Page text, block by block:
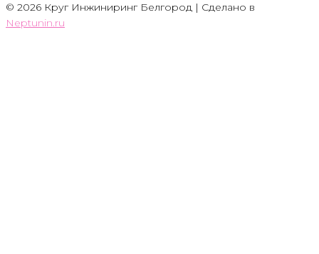
© 2026 Круг Инжиниринг Белгород | Сделано в
Neptunin.ru